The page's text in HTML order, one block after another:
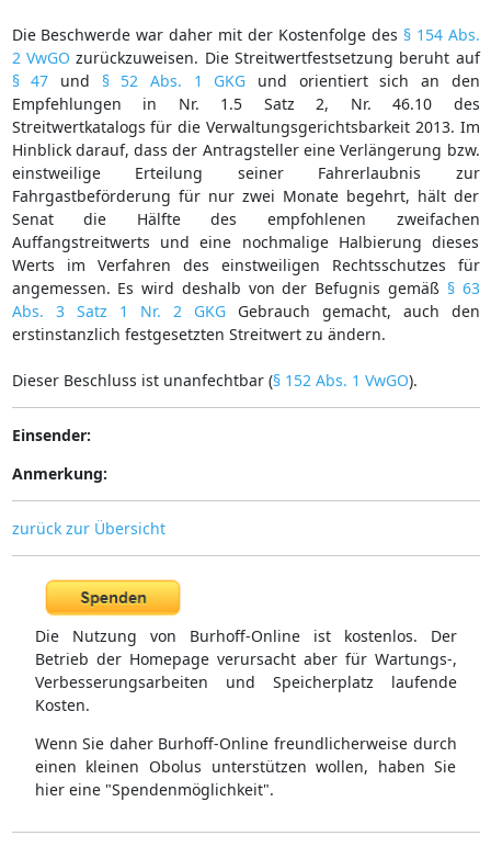
Die Beschwerde war daher mit der Kostenfolge des § 154 Abs.
2 VwGO zurückzuweisen. Die Streitwertfestsetzung beruht auf
§ 47 und § 52 Abs. 1 GKG und orientiert sich an den
Empfehlungen in Nr. 1.5 Satz 2, Nr. 46.10 des
Streitwertkatalogs für die Verwaltungsgerichtsbarkeit 2013. Im
Hinblick darauf, dass der Antragsteller eine Verlängerung bzw.
einstweilige Erteilung seiner Fahrerlaubnis zur
Fahrgastbeförderung für nur zwei Monate begehrt, hält der
Senat die Hälfte des empfohlenen zweifachen
Auffangstreitwerts und eine nochmalige Halbierung dieses
Werts im Verfahren des einstweiligen Rechtsschutzes für
angemessen. Es wird deshalb von der Befugnis gemäß § 63
Abs. 3 Satz 1 Nr. 2 GKGGebrauch gemacht, auch den
erstinstanzlich festgesetzten Streitwert zu ändern.
Dieser Beschluss ist unanfechtbar (§ 152 Abs. 1 VwGO).
Einsender:
Anmerkung:
zurück zur Übersicht
Die Nutzung von Burhoff-Online ist kostenlos. Der
Betrieb der Homepage verursacht aber für Wartungs-,
Verbesserungsarbeiten und Speicherplatz laufende
Kosten.
Wenn Sie daher Burhoff-Online freundlicherweise durch
einen kleinen Obolus unterstützen wollen, haben Sie
hier eine "Spendenmöglichkeit".